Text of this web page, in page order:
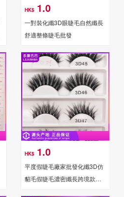
HK$ 1.0
一對裝化纖3D眼睫毛自然纖長
舒適整條睫毛批發
HK$ 1.0
平度假睫毛廠家批發化纖3D仿
貂毛假睫毛濃密纖長跨境款整